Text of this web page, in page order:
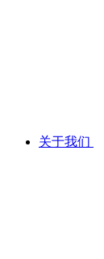
关于我们